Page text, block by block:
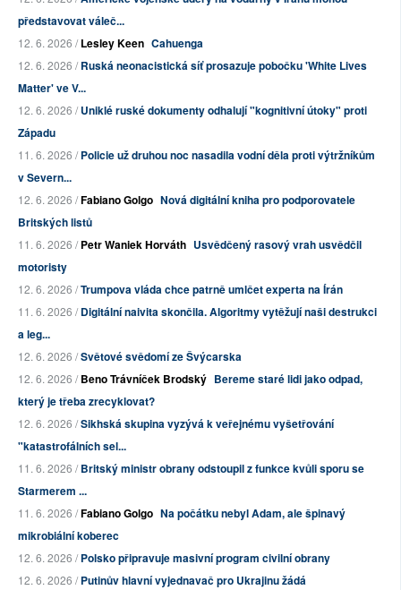
představovat váleč...
12. 6. 2026 /Lesley Keen Cahuenga
12. 6. 2026 /Ruská neonacistická síť prosazuje pobočku 'White Lives
Matter' ve V...
12. 6. 2026 /Uniklé ruské dokumenty odhalují "kognitivní útoky" proti
Západu
11. 6. 2026 /Policie už druhou noc nasadila vodní děla proti výtržníkům
v Severn...
12. 6. 2026 /Fabiano Golgo Nová digitální kniha pro podporovatele
Britských listů
11. 6. 2026 /Petr Waniek Horváth Usvědčený rasový vrah usvědčil
motoristy
12. 6. 2026 /Trumpova vláda chce patrně umlčet experta na Írán
11. 6. 2026 /Digitální naivita skončila. Algoritmy vytěžují naši destrukci
a leg...
12. 6. 2026 /Světové svědomí ze Švýcarska
12. 6. 2026 /Beno Trávníček Brodský Bereme staré lidi jako odpad,
který je třeba zrecyklovat?
12. 6. 2026 /Sikhská skupina vyzývá k veřejnému vyšetřování
"katastrofálních sel...
11. 6. 2026 /Britský ministr obrany odstoupil z funkce kvůli sporu se
Starmerem ...
11. 6. 2026 /Fabiano Golgo Na počátku nebyl Adam, ale špinavý
mikrobiální koberec
12. 6. 2026 /Polsko připravuje masivní program civilní obrany
12. 6. 2026 /Putinův hlavní vyjednavač pro Ukrajinu žádá